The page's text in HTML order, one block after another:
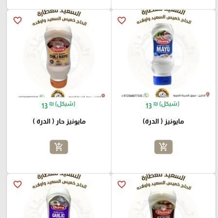
favorite_border
13 ₪ (شيكل)
مايونيز ( الدرة)
add_shopping_cart
favorite_border
13 ₪ (شيكل)
مايونيز حار ( الدرة )
add_shopping_cart
favorite_border
favorite_border